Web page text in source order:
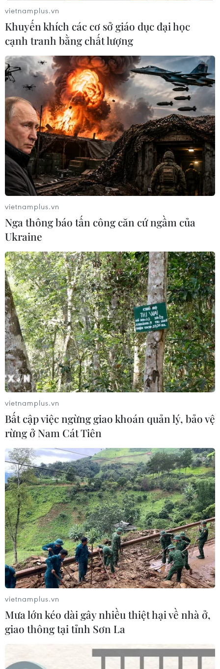
Việt Nam-Thái Lan nhất trí thúc đẩy triển khai
thực chất Chiến lược "Ba kết nối"
TIN LIÊN QUAN
Việt Nam và Brazil thúc đẩy hợp tác nông
nghiệp, năng lượng và sinh học
01/03/2026 23:49
Chuyến thăm của Đại sứ Bùi Văn Nghị tại bang
Maranhão thúc đẩy hợp tác chiến lược về nông nghiệp,
công nghệ cao và hậu cần biển giữa hai nước.
Việt Nam-Brazil tăng cường hợp tác xúc
tiến thương mại
10/02/2026 00:54
Việt Nam-Brazil thống nhất đẩy mạnh phối hợp trong hỗ
trợ doanh nghiệp, tổ chức các đoàn xúc tiến thương
mại, trao đổi thông tin chiến lược, cũng như triển khai
các sáng kiến phát triển kinh doanh.
vietnamplus.vn
Khuyến khích các cơ sở giáo dục đại học
cạnh tranh bằng chất lượng
vietnamplus.vn
Nga thông báo tấn công căn cứ ngầm của
Ukraine
vietnamplus.vn
Bất cập việc ngừng giao khoán quản lý, bảo vệ
rừng ở Nam Cát Tiên
vietnamplus.vn
Mưa lớn kéo dài gây nhiều thiệt hại về nhà ở,
giao thông tại tỉnh Sơn La